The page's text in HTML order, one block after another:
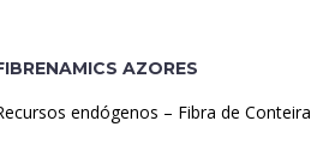
AZORES
endógenos – Fibra de Conteira